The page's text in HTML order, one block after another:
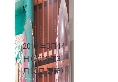
2018年3月14
日 （2018年3
月13日 更新）